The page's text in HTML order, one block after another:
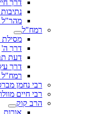
דרך
מהר"ל
רמח"ל
מסילת
דרך ה'
דעת
דרך
רמח"ל
רבי נחמן
רבי חיים
הרב קוק
אורות